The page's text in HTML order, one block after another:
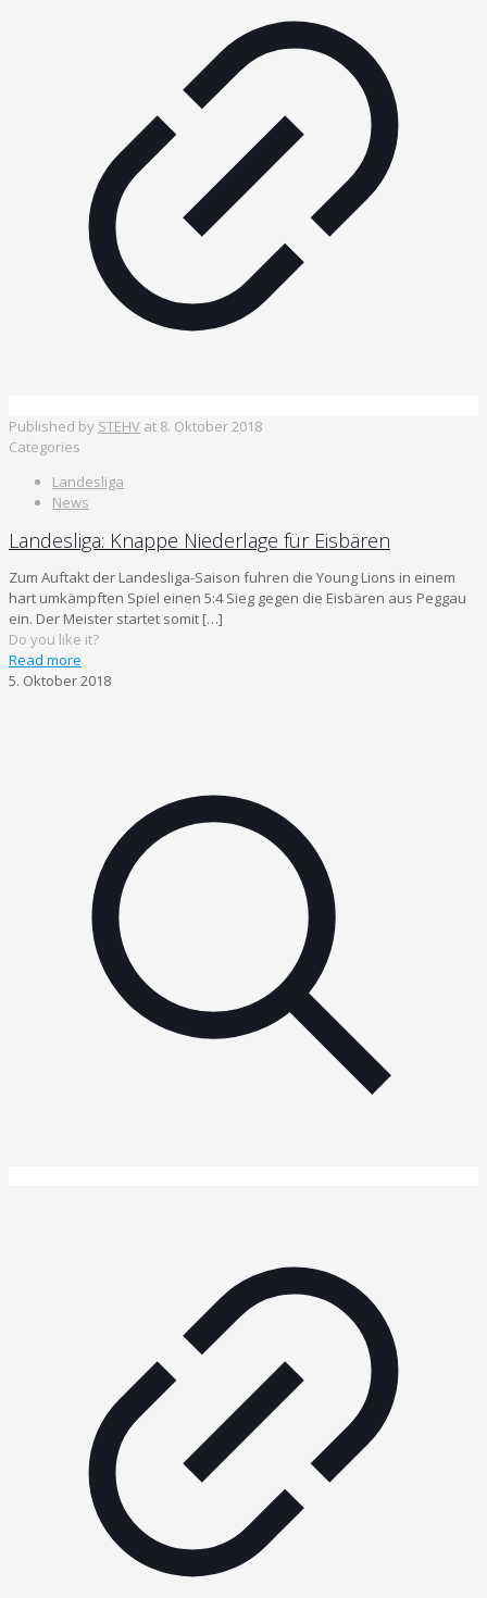
Published by STEHV at 8. Oktober 2018
Categories
Landesliga
News
Landesliga: Knappe Niederlage für Eisbären
Zum Auftakt der Landesliga-Saison fuhren die Young Lions in einem
hart umkämpften Spiel einen 5:4 Sieg gegen die Eisbären aus Peggau
ein. Der Meister startet somit […]
Do you like it?
Read more
5. Oktober 2018